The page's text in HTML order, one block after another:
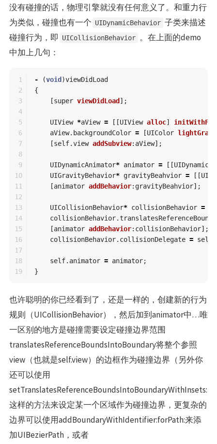
没有碰撞的话，物理引擎就没有任何意义了。和重力行
为类似，碰撞也有一个 UIDynamicBehavior 子类来描述
碰撞行为，即
UICollisionBehavior 。在上面的demo
中加上几句：
1
2
3
4
5
6
7
8
9
10
11
12
13
14
15
16
17
18
- (void )viewDidLoad
{
[super viewDidLoad ];
UIView *aView = [[UIView alloc]
aView. backgroundColor = [UIColor
[self.view addSubview: aView];
UIDynamicAnimator* animator = [[
UIGravityBehavior* gravityBeahvior = [[
[animator addBehavior: gravityBeahvior];
UICollisionBehavior* collisionBehavior =
collisionBehavior.
[animator addBehavior: collisionBehavior];
collisionBehavior. collisionDelegate = self
self. animator = animator;
}
也许聪明的你已经看到了，还是一样的，创建新的行为
规则（UICollisionBehavior），然后加到animator中…唯
一区别的地方是碰撞需要设定碰撞边界范围
translatesReferenceBoundsIntoBoundary将整个参照
view（也就是self.view）的边框作为碰撞边界（另外你
还可以使用
setTranslatesReferenceBoundsIntoBoundaryWithInsets:
这样的方法来设定某一个区域作为碰撞边界，更复杂的
边界可以使用addBoundaryWithIdentifier:forPath:来添
加UIBezierPath，或者